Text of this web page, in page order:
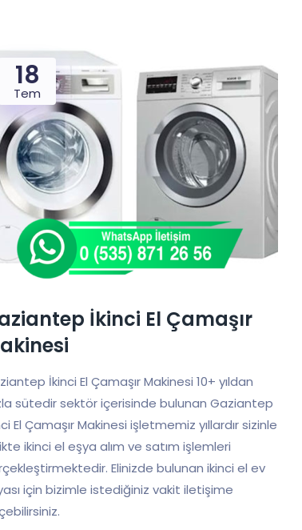
18
Tem
İkinci El Çamaşır
İkinci El Çamaşır Makinesi 10+ yıldan
sütedir sektör içerisinde bulunan Gaziantep
El Çamaşır Makinesi işletmemiz yıllardır sizinle
ikinci el eşya alım ve satım işlemleri
Elinizde bulunan ikinci el ev
için bizimle istediğiniz vakit iletişime